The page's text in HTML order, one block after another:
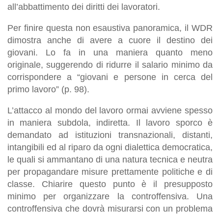
all’abbattimento dei diritti dei lavoratori.
Per finire questa non esaustiva panoramica, il WDR
dimostra anche di avere a cuore il destino dei
giovani. Lo fa in una maniera quanto meno
originale, suggerendo di ridurre il salario minimo da
corrispondere a “giovani e persone in cerca del
primo lavoro” (p. 98).
L’attacco al mondo del lavoro ormai avviene spesso
in maniera subdola, indiretta. Il lavoro sporco è
demandato ad istituzioni transnazionali, distanti,
intangibili ed al riparo da ogni dialettica democratica,
le quali si ammantano di una natura tecnica e neutra
per propagandare misure prettamente politiche e di
classe. Chiarire questo punto è il presupposto
minimo per organizzare la controffensiva. Una
controffensiva che dovrà misurarsi con un problema